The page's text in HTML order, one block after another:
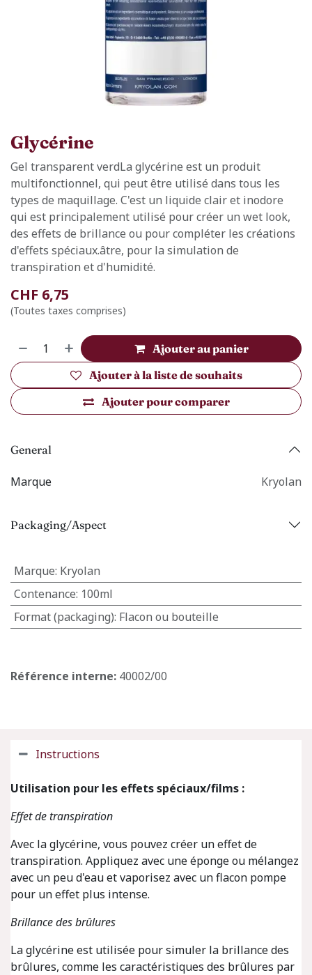
Glycérine
Gel transparent verdLa glycérine est un produit
multifonctionnel, qui peut être utilisé dans tous les
types de maquillage. C'est un liquide clair et inodore
qui est principalement utilisé pour créer un wet look,
des effets de brillance ou pour compléter les créations
d'effets spéciaux.âtre, pour la simulation de
transpiration et d'humidité.
CHF 6,75
(Toutes taxes comprises)
Ajouter au panier
Ajouter pour comparer
Ajouter à la liste de souhaits
General
Marque Kryolan
Packaging/Aspect
Marque: Kryolan
Contenance: 100ml
Format (packaging): Flacon ou bouteille
Référence interne: 40002/00
Instructions
Utilisation pour les effets spéciaux/films :
Effet de transpiration
Avec la glycérine, vous pouvez créer un effet de
transpiration. Appliquez avec une éponge ou mélangez
avec un peu d'eau et vaporisez avec un flacon pompe
pour un effet plus intense.
Brillance des brûlures
La glycérine est utilisée pour simuler la brillance des
brûlures, comme les caractéristiques des brûlures par